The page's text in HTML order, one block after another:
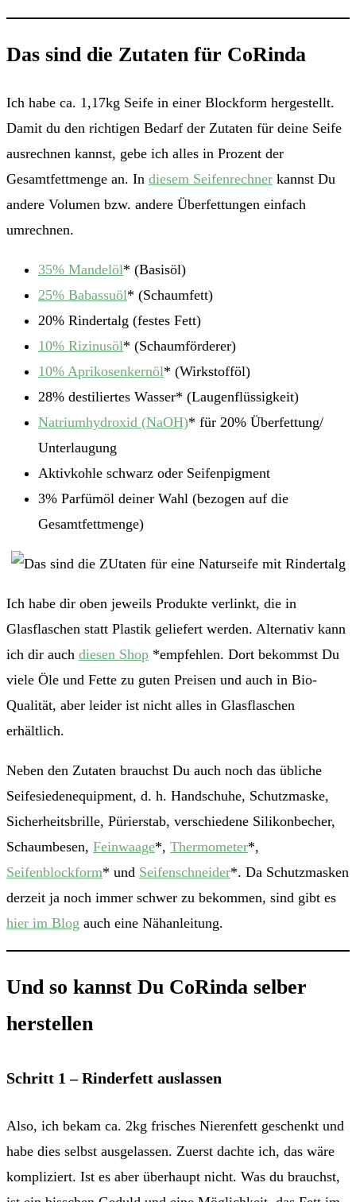
Das sind die Zutaten für CoRinda
Ich habe ca. 1,17kg Seife in einer Blockform hergestellt.
Damit du den richtigen Bedarf der Zutaten für deine Seife
ausrechnen kannst, gebe ich alles in Prozent der
Gesamtfettmenge an. In diesem Seifenrechner kannst Du
andere Volumen bzw. andere Überfettungen einfach
umrechnen.
35% Mandelöl* (Basisöl)
25% Babassuöl* (Schaumfett)
20% Rindertalg (festes Fett)
10% Rizinusöl* (Schaumförderer)
10% Aprikosenkernöl* (Wirkstofföl)
28% destiliertes Wasser* (Laugenflüssigkeit)
Natriumhydroxid (NaOH)* für 20% Überfettung/
Unterlaugung
Aktivkohle schwarz oder Seifenpigment
3% Parfümöl deiner Wahl (bezogen auf die
Gesamtfettmenge)
Ich habe dir oben jeweils Produkte verlinkt, die in
Glasflaschen statt Plastik geliefert werden. Alternativ kann
ich dir auch diesen Shop *empfehlen. Dort bekommst Du
viele Öle und Fette zu guten Preisen und auch in Bio-
Qualität, aber leider ist nicht alles in Glasflaschen
erhältlich.
Neben den Zutaten brauchst Du auch noch das übliche
Seifesiedenequipment, d. h. Handschuhe, Schutzmaske,
Sicherheitsbrille, Pürierstab, verschiedene Silikonbecher,
Schaumbesen, Feinwaage*, Thermometer*,
Seifenblockform* und Seifenschneider*. Da Schutzmasken
derzeit ja noch immer schwer zu bekommen, sind gibt es
hier im Blog auch eine Nähanleitung.
Und so kannst Du CoRinda selber
herstellen
Schritt 1 – Rinderfett auslassen
Also, ich bekam ca. 2kg frisches Nierenfett geschenkt und
habe dies selbst ausgelassen. Zuerst dachte ich, das wäre
kompliziert. Ist es aber überhaupt nicht. Was du brauchst,